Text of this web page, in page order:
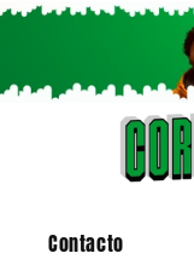
Contacto